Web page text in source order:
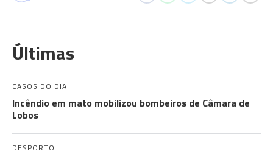
Últimas
CASOS DO DIA
Incêndio em mato mobilizou bombeiros de Câmara de
Lobos
DESPORTO